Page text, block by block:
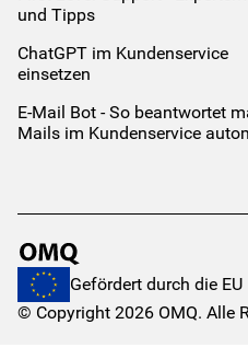
und Tipps
ChatGPT im Kundenservice
einsetzen
E-Mail Bot - So beantwortet
Mails im Kundenservice
Gefördert durch die EU
© Copyright 2026 OMQ. Alle